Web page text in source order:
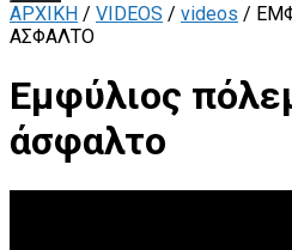
ΑΡΧΙΚΗ / VIDEOS / videos /
ΆΣΦΑΛΤΟ
Εμφύλιος
άσφαλτο